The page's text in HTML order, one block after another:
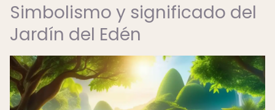
Simbolismo y significado del
Jardín del Edén